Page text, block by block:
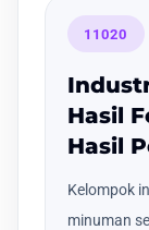
11020
Hasil
Hasil
Kelompok
minuman